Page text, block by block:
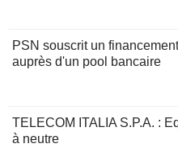
PSN souscrit un
auprès d'un pool bancaire
TELECOM ITALIA S.P.A. :
à neutre